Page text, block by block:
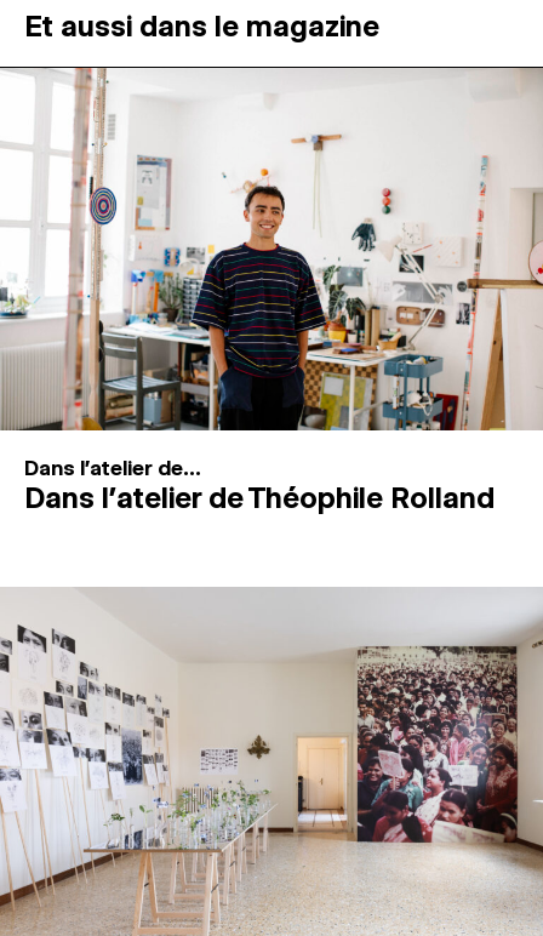
MAGAZINE
ESPACES DE PRATIQUE ARTISTIQUE
Recherche
Connexion
↓
Et aussi dans le magazine
Dans l'atelier de...
Dans l’atelier de Théophile Rolland